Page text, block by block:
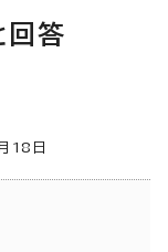
回答
18 日